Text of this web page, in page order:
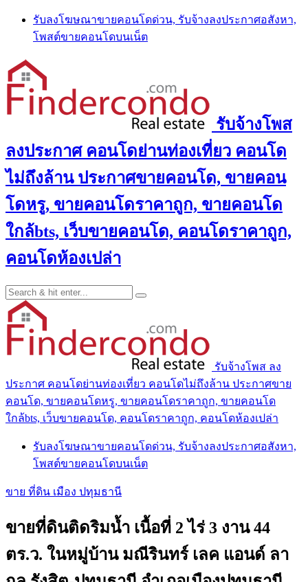
Skip
content
รับลงโฆษณาขายคอนโดด่วน, รับจ้างลงประกาศอสังหา,
โพสต์ขายคอนโดบนเน็ต
รับจ้างโพส
ลงประกาศ คอนโดย่านท่องเที่ยว คอนโด
ไม่ถึงล้าน ประกาศขายคอนโด, ขายคอน
โดหรู, ขายคอนโดราคาถูก, ขายคอนโด
ใกล้bts, เว็บขายคอนโด, คอนโดราคาถูก,
คอนโดห้องเปล่า
รับจ้างโพส ลง
ประกาศ คอนโดย่านท่องเที่ยว คอนโดไม่ถึงล้าน ประกาศขาย
คอนโด, ขายคอนโดหรู, ขายคอนโดราคาถูก, ขายคอนโด
ใกล้bts, เว็บขายคอนโด, คอนโดราคาถูก, คอนโดห้องเปล่า
รับลงโฆษณาขายคอนโดด่วน, รับจ้างลงประกาศอสังหา,
โพสต์ขายคอนโดบนเน็ต
ขาย ที่ดิน เมือง ปทุมธานี
ขายที่ดินติดริมน้ำ เนื้อที่ 2 ไร่ 3 งาน 44
ตร.ว. ในหมู่บ้าน มณีรินทร์ เลค แอนด์ ลา